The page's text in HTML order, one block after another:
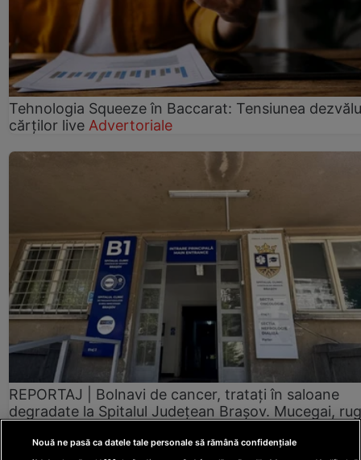
Tehnologia Squeeze în Baccarat: Tensiunea
cărților live Advertoriale
REPORTAJ | Bolnavi de cancer, tratați în saloane
degradate la Spitalul Județean Brașov. Mucegai,
cadă tavanul în cap” FOTO/VIDEO actualitate.net
Nouă ne pasă ca datele tale personale să rămână confidențiale